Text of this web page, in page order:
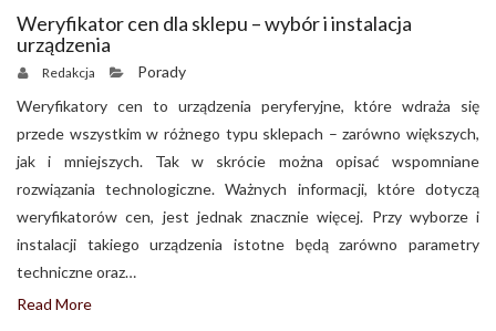
Weryfikator cen dla sklepu – wybór i instalacja
urządzenia
Redakcja
Porady
Weryfikatory cen to urządzenia peryferyjne, które wdraża się
przede wszystkim w różnego typu sklepach – zarówno większych,
jak i mniejszych. Tak w skrócie można opisać wspomniane
rozwiązania technologiczne. Ważnych informacji, które dotyczą
weryfikatorów cen, jest jednak znacznie więcej. Przy wyborze i
instalacji takiego urządzenia istotne będą zarówno parametry
techniczne oraz…
Read More